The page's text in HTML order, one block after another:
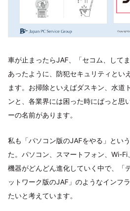
車が止まったらJAF、「セコム、して
あったように、防犯セキュリティとい
ます。お掃除といえばダスキン、水道
ンと、各業界には困った時にぱっと思
ーの名前があります。
私も「パソコン版のJAFをやる」とい
た。パソコン、スマートフォン、Wi-
機器がどんどん進化していく中で、「
ットワーク版のJAF」のようなインフ
たいと考えています。